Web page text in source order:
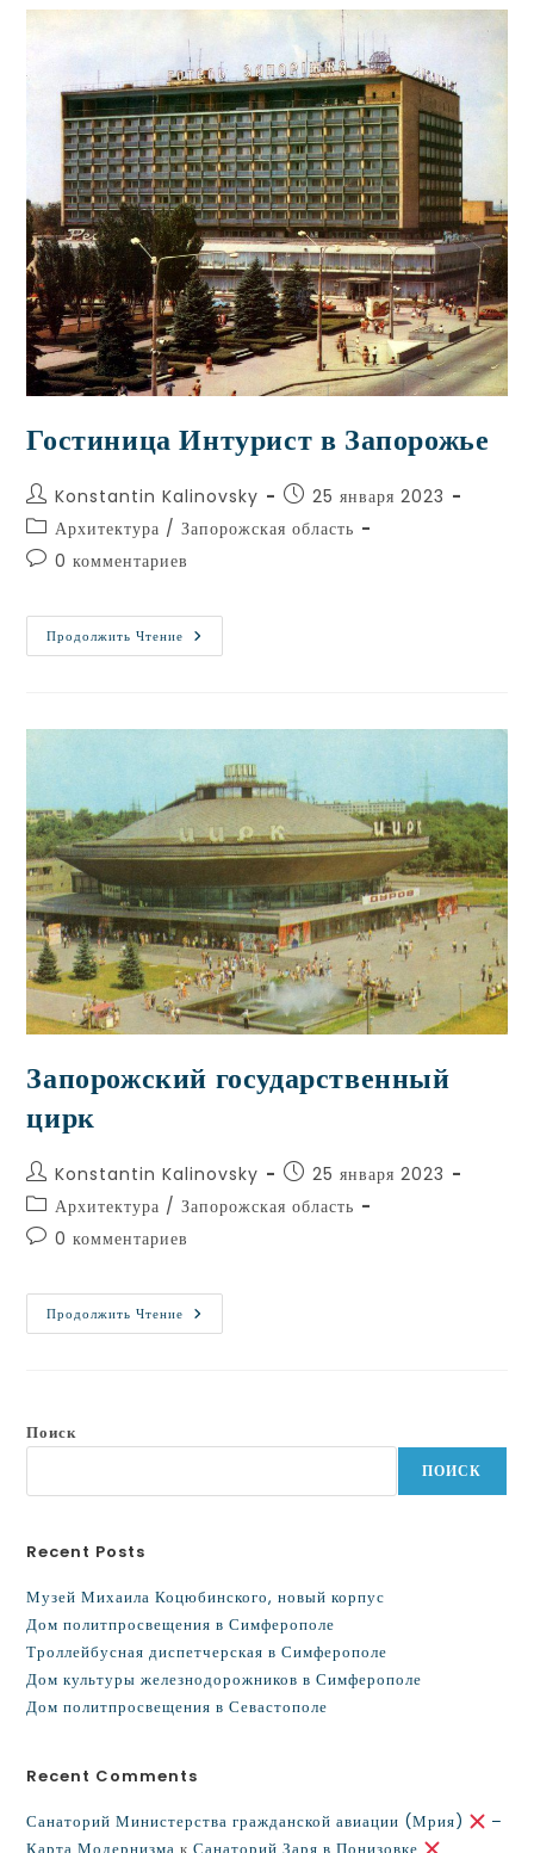
Гостиница Интурист в Запорожье
Konstantin Kalinovsky
25 января 2023
Архитектура / Запорожская область
0 комментариев
Продолжить Чтение
Запорожский государственный
цирк
Konstantin Kalinovsky
25 января 2023
Архитектура / Запорожская область
0 комментариев
Продолжить Чтение
Поиск
ПОИСК
Recent Posts
Музей Михаила Коцюбинского, новый корпус
Дом политпросвещения в Симферополе
Троллейбусная диспетчерская в Симферополе
Дом культуры железнодорожников в Симферополе
Дом политпросвещения в Севастополе
Recent Comments
Санаторий Министерства гражданской авиации (Мрия)
–